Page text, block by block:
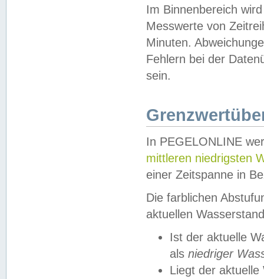
Im Binnenbereich
Messwerte von
Minuten.
Fehlern bei der
sein.
In PEGELONLINE
mittleren niedrigsten
einer Zeitspanne in
Die farblichen
aktuellen
Ist der aktuelle
als niedriger
Liegt der